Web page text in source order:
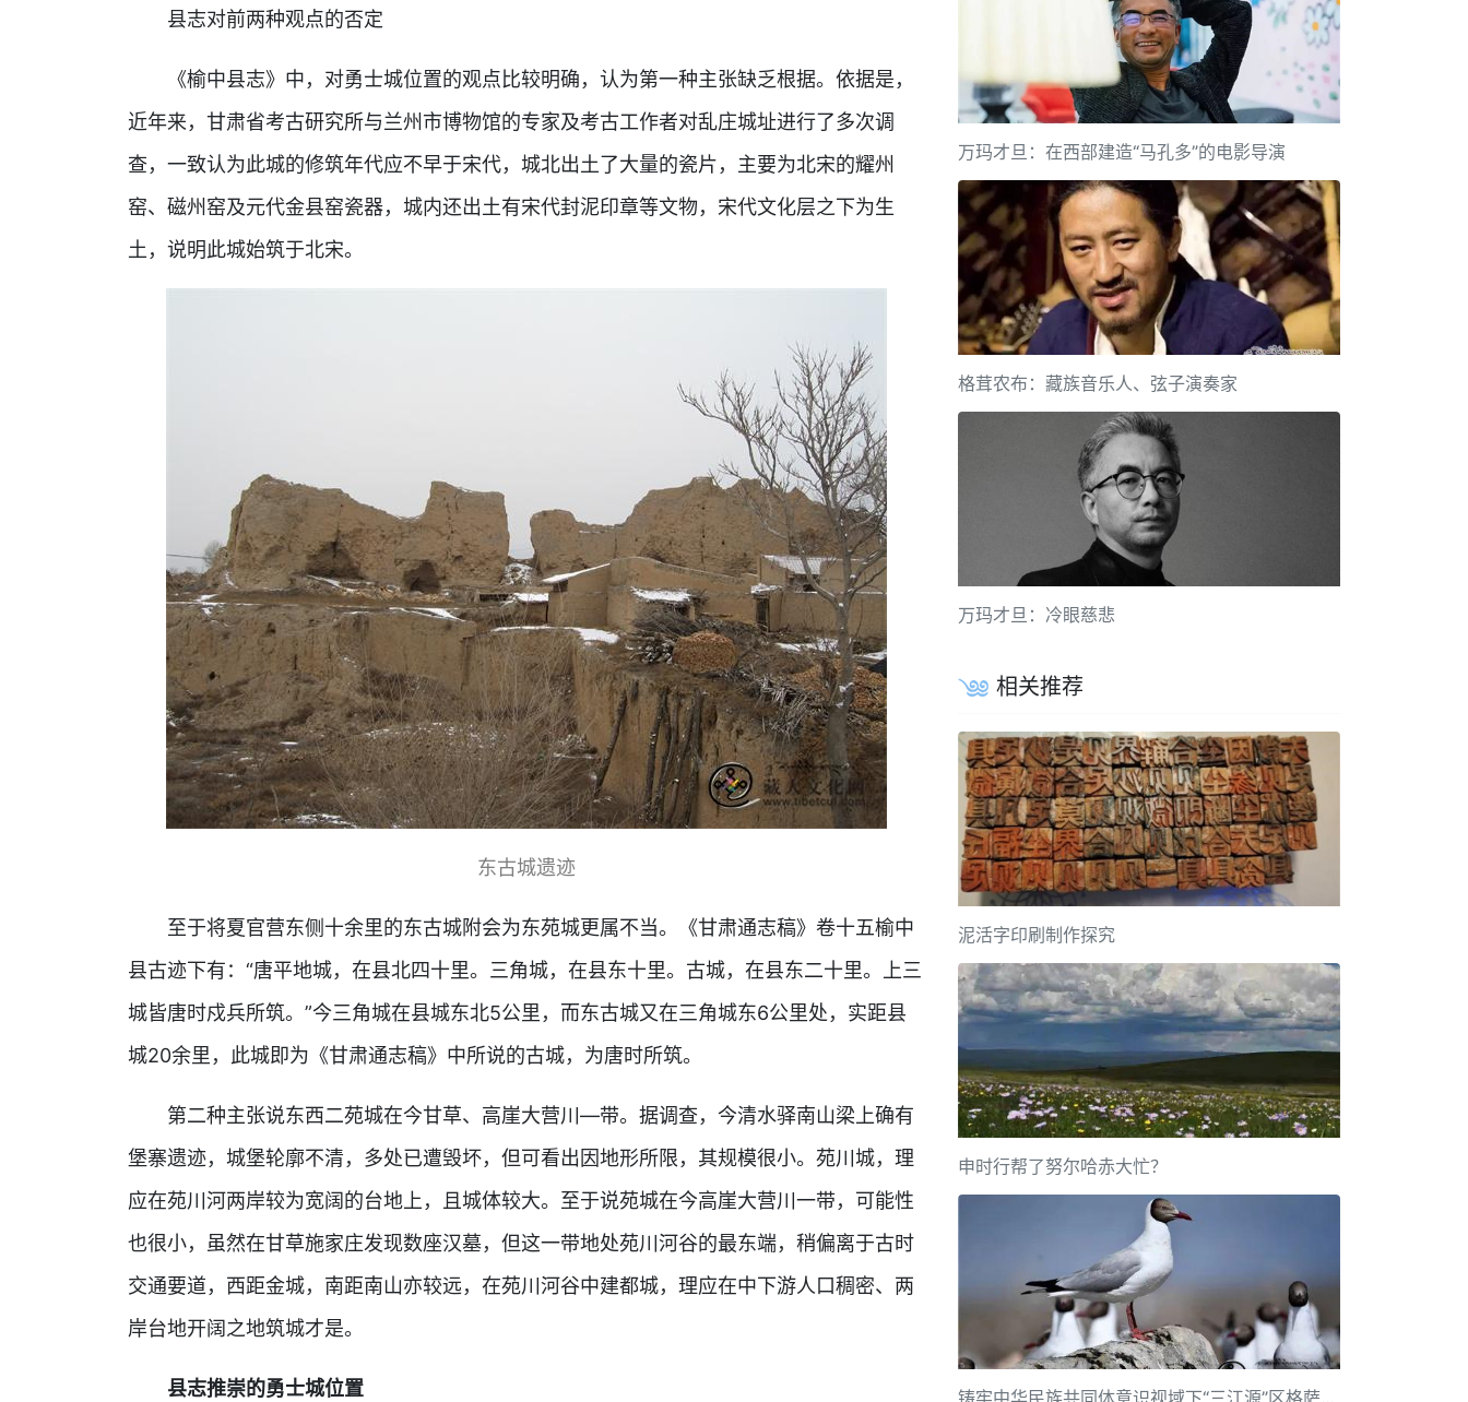
县志对前两种观点的否定
《榆中县志》中，对勇士城位置的观点比较明确，认为第一种主张缺乏根据。依据是，
近年来，甘肃省考古研究所与兰州市博物馆的专家及考古工作者对乱庄城址进行了多次调
查，一致认为此城的修筑年代应不早于宋代，城北出土了大量的瓷片，主要为北宋的耀州
窑、磁州窑及元代金县窑瓷器，城内还出土有宋代封泥印章等文物，宋代文化层之下为生
土，说明此城始筑于北宋。
东古城遗迹
至于将夏官营东侧十余里的东古城附会为东苑城更属不当。《甘肃通志稿》卷十五榆中
县古迹下有：“唐平地城，在县北四十里。三角城，在县东十里。古城，在县东二十里。上三
城皆唐时戍兵所筑。”今三角城在县城东北5公里，而东古城又在三角城东6公里处，实距县
城20余里，此城即为《甘肃通志稿》中所说的古城，为唐时所筑。
第二种主张说东西二苑城在今甘草、高崖大营川—带。据调查，今清水驿南山梁上确有
堡寨遗迹，城堡轮廓不清，多处已遭毁坏，但可看出因地形所限，其规模很小。苑川城，理
应在苑川河两岸较为宽阔的台地上，且城体较大。至于说苑城在今高崖大营川一带，可能性
也很小，虽然在甘草施家庄发现数座汉墓，但这一带地处苑川河谷的最东端，稍偏离于古时
交通要道，西距金城，南距南山亦较远，在苑川河谷中建都城，理应在中下游人口稠密、两
岸台地开阔之地筑城才是。
县志推崇的勇士城位置
万玛才旦：在西部建造“马孔多”的电影导演
格茸农布：藏族音乐人、弦子演奏家
万玛才旦：冷眼慈悲
相关推荐
泥活字印刷制作探究
申时行帮了努尔哈赤大忙？